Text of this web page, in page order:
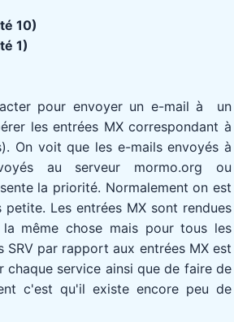
10)
1)
pour envoyer un e-mail à un
les entrées MX correspondant à
On voit que les e-mails envoyés à
au serveur mormo.org ou
la priorité. Normalement on est
Les entrées MX sont rendues
même chose mais pour tous les
SRV par rapport aux entrées MX est
service ainsi que de faire de
c'est qu'il existe encore peu de